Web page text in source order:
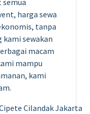
harga sewa
tanpa
kami sewakan
macam
mampu
kami